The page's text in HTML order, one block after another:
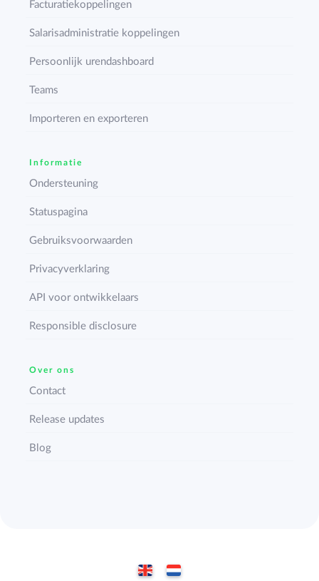
Facturatiekoppelingen
Salarisadministratie koppelingen
Persoonlijk urendashboard
Teams
Importeren en exporteren
Informatie
Ondersteuning
Statuspagina
Gebruiksvoorwaarden
Privacyverklaring
API voor ontwikkelaars
Responsible disclosure
Over ons
Contact
Release updates
Blog